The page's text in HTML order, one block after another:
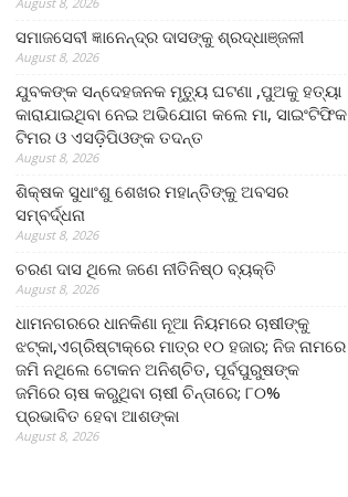
ସମାଜସେବୀ ଜ୍ଞାନେନ୍ଦ୍ର ଦାସଙ୍କୁ ଶ୍ରଦ୍ଧାଞ୍ଜଳୀ
August 8, 2026
ଯୁବକଙ୍କ ସନ୍ଦେହଜନକ ମୃତ୍ୟୁ ଘଟଣା ,ପୁଅକୁ ହତ୍ୟା
କାରାଯାଇଥିବା ନେଇ ଅଭିଯୋଗ କଲେ ମା, ସାଇଂଟିଫିକ
ଟିମର ଓ ଏସଡ଼ିପିଓଙ୍କ ତଦନ୍ତ
August 8, 2026
ଶିକ୍ଷକ ସୁଧାଂଶୁ ଶେଖର ମହାନ୍ତିଙ୍କୁ ଅବସର
ସମ୍ବର୍ଦ୍ଧନା
August 8, 2026
ଚରଣ ଦାସ ଥିଲେ ଜଣେ ନୀତିନିଷ୍ଠ ବ୍ୟକ୍ତି
August 8, 2026
ଧାମନଗରରେ ଧାନକିଣା ନୂଆ ନିୟମରେ ଚାଷୀଙ୍କୁ
ଝଟ୍‌କା,ଏଗ୍ରିଷ୍ଟାକ୍‌ରେ ମାତ୍ର ୧୦ ହଜାର; ନିଜ ନାମରେ
ଜମି ନଥିଲେ ଟୋକନ ଅନିଶ୍ଚିତ, ପୂର୍ବପୁରୁଷଙ୍କ
ଜମିରେ ଚାଷ କରୁଥିବା ଚାଷୀ ଚିନ୍ତାରେ; ୮୦%
ପ୍ରଭାବିତ ହେବା ଆଶଙ୍କା
August 8, 2026